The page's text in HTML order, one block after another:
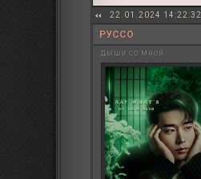
22.01.2024 14:22:32
РУССО
дыши со мной